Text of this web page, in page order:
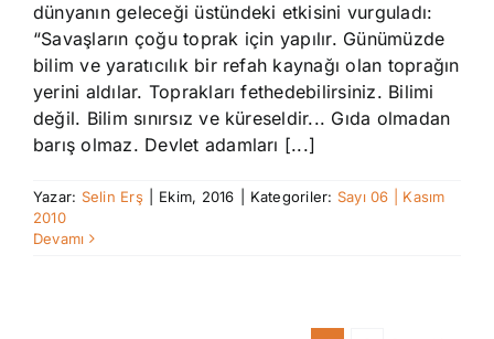
dünyanın geleceği üstündeki etkisini vurguladı:
“Savaşların çoğu toprak için yapılır. Günümüzde
bilim ve yaratıcılık bir refah kaynağı olan toprağın
yerini aldılar. Toprakları fethedebilirsiniz. Bilimi
değil. Bilim sınırsız ve küreseldir... Gıda olmadan
barış olmaz. Devlet adamları [...]
Yazar: Selin Erş Ekim, 2016 Kategoriler: Sayı 06 | Kasım
2010
Devamı